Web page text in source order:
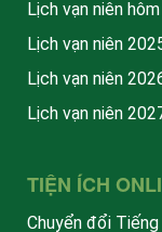
Lịch vạn niên
Lịch vạn niên
Lịch vạn niên
Lịch vạn niên
TIỆN ÍCH
Chuyển đổi